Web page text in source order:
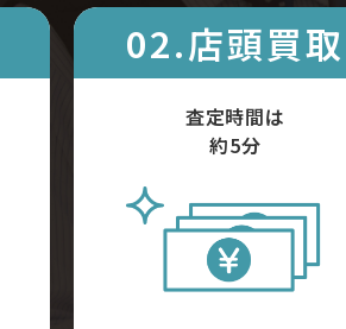
02.店頭買取
査定時間は
約5分